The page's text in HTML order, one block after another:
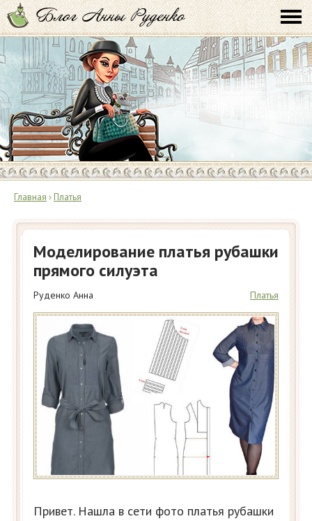
Главная › Платья
Моделирование платья рубашки
прямого силуэта
Руденко Анна Платья
Привет. Нашла в сети фото платья рубашки